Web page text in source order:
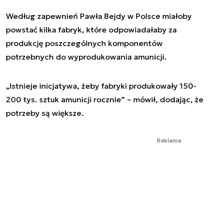
Według zapewnień Pawła Bejdy w Polsce miałoby
powstać kilka fabryk, które odpowiadałaby za
produkcję poszczególnych komponentów
potrzebnych do wyprodukowania amunicji.
„Istnieje inicjatywa, żeby fabryki produkowały 150-
200 tys. sztuk amunicji rocznie” – mówił, dodając, że
potrzeby są większe.
Reklama